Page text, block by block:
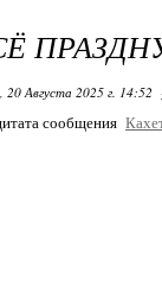
20 Августа 2025 г. 14:52
сообщения